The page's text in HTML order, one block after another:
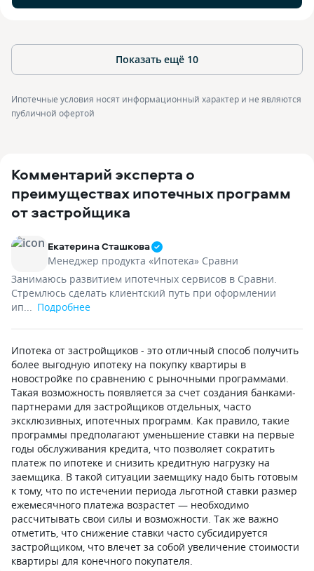
Показать ещё 10
Ипотечные условия носят информационный характер и не являются
публичной офертой
Комментарий эксперта о
преимуществах ипотечных программ
от застройщика
Екатерина Сташкова
Менеджер продукта «Ипотека» Сравни
Занимаюсь развитием ипотечных сервисов в Сравни.
Стремлюсь сделать клиентский путь при оформлении
ип... Подробнее
Ипотека от застройщиков - это отличный способ получить
более выгодную ипотеку на покупку квартиры в
новостройке по сравнению с рыночными программами.
Такая возможность появляется за счет создания банками-
партнерами для застройщиков отдельных, часто
эксклюзивных, ипотечных программ. Как правило, такие
программы предполагают уменьшение ставки на первые
годы обслуживания кредита, что позволяет сократить
платеж по ипотеке и снизить кредитную нагрузку на
заемщика. В такой ситуации заемщику надо быть готовым
к тому, что по истечении периода льготной ставки размер
ежемесячного платежа возрастет — необходимо
рассчитывать свои силы и возможности. Так же важно
отметить, что снижение ставки часто субсидируется
застройщиком, что влечет за собой увеличение стоимости
квартиры для конечного покупателя.